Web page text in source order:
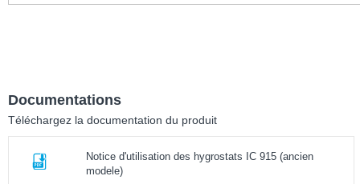
Documentations
Téléchargez la documentation du produit
Notice d'utilisation des hygrostats IC 915 (ancien
modele)